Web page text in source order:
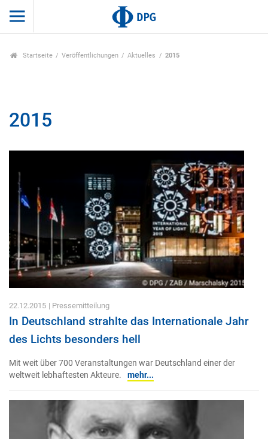
Startseite Veröffentlichungen Aktuelles 2015
2015
22.12.2015 | Pressemitteilung
In Deutschland strahlte das Internationale Jahr
des Lichts besonders hell
Mit weit über 700 Veranstaltungen war Deutschland einer der
weltweit lebhaftesten Akteure.
mehr...